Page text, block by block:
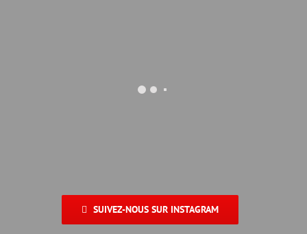
SUIVEZ-NOUS SUR INSTAGRAM